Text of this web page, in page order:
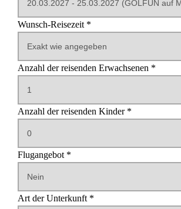
Wunsch-Reisezeit *
Reisedauer in Tagen
Anzahl der reisenden Erwachsenen *
Anzahl der reisenden Kinder *
Alter des ersten Kindes
Alter des zweiten Kindes
Alter des dritten Kindes
Alter des vierten Kindes
Alter des fünften Kindes
Flugangebot *
Abflughafen
Art der Unterkunft *